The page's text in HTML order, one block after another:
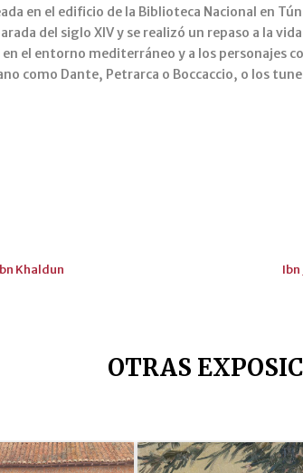
en el edificio de la Biblioteca Nacional en
del siglo XIV y se realizó un repaso a la
en el entorno mediterráneo y a los personajes
como Dante, Petrarca o Boccaccio, o los
Khaldun
OTRAS